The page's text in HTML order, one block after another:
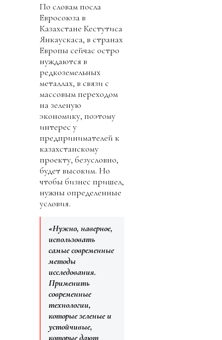
По словам посла
Евросоюза в
Казахстане Кестутиса
Янкаускаса, в странах
Европы сейчас остро
нуждаются в
редкоземельных
металлах, в связи с
массовым переходом
на зеленую
экономику, поэтому
интерес у
предпринимателей к
казахстанскому
проекту, безусловно,
будет высоким. Но
чтобы бизнес пришел,
нужны определенные
условия.
«Нужно, наверное,
использовать
самые современные
методы
исследования.
Применить
современные
технологии,
которые зеленые и
устойчивые,
которые дают